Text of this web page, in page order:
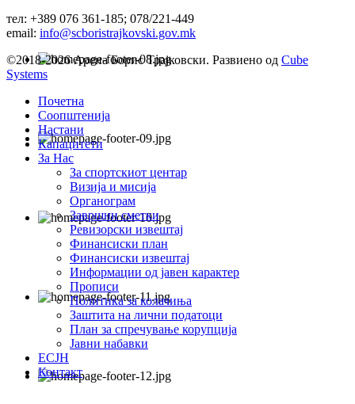
тел: +389 076 361-185; 078/221-449
email: info@scboristrajkovski.gov.mk
©2018-2026 Арена Борис Трајковски. Развиено од Cube
Systems
Почетна
Соопштенија
Настани
Капацитети
За Нас
За спортскиот центар
Визија и мисија
Органограм
Завршни сметки
Ревизорски извештај
Финансиски план
Финансиски извештај
Информации од јавен карактер
Прописи
Политика за колачиња
Заштита на лични податоци
План за спречување корупција
Јавни набавки
ЕСЈН
Контакт